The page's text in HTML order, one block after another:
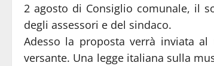
2 agosto di Consiglio comunale, il
degli assessori e del sindaco.
Adesso la proposta verrà inviata
versante. Una legge italiana sulla